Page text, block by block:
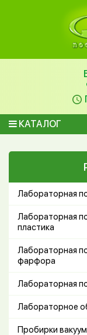
КАТАЛОГ
Лабораторная
Лабораторная
пластика
Лабораторная
фарфора
Лабораторная
Лабораторное
Пробирки